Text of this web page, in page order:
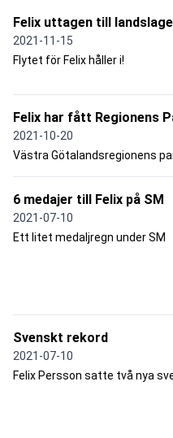
Felix uttagen till
2021-11-15
Flytet för Felix håller i!
Felix har fått Regionens
2021-10-20
Västra Götalandsregionens
6 medajer till Felix på SM
2021-07-10
Ett litet medaljregn under SM
Svenskt rekord
2021-07-10
Felix Persson satte två nya